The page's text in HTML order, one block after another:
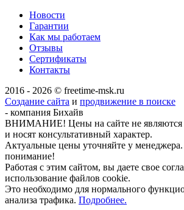
Новости
Гарантии
Как мы работаем
Отзывы
Сертификаты
Контакты
2016 - 2026 © freetime-msk.ru
Создание сайта и продвижение в поиске
- компания Бихайв
ВНИМАНИЕ! Цены на сайте не являются
и носят консультативный характер.
Актуальные цены уточняйте у менеджера.
понимание!
Работая с этим сайтом, вы даете свое
использование файлов cookie.
Это необходимо для нормального
анализа трафика. Подробнее.